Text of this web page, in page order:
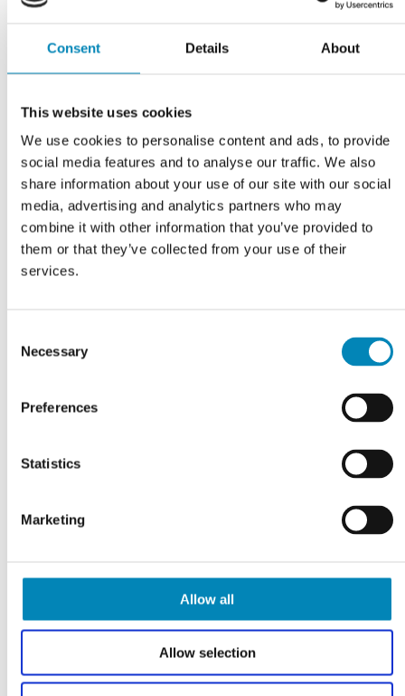
Consent Details About
This website uses cookies
We use cookies to personalise content and ads, to provide
social media features and to analyse our traffic. We also
share information about your use of our site with our social
media, advertising and analytics partners who may
combine it with other information that you’ve provided to
them or that they’ve collected from your use of their
services.
Selection
Necessary
Preferences
Statistics
Marketing
Allow all
Allow selection
Professionel rådgivning
VI TILBYDER DIG
LÆS MERE
Gratis tilbud
FÅ TEGNET DIT PROJEKT
KLIK HER